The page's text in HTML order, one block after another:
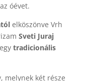
óévet.
elköszönve Vrh
Sveti Juraj
tradicionális
melynek két része